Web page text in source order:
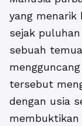
yang menarik
sejak
sebuah
tersebut
dengan usia
membuktikan